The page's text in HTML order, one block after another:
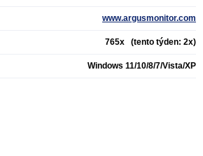
www.argusmonitor.com
765x (tento týden: 2x)
Windows 11/10/8/7/Vista/XP